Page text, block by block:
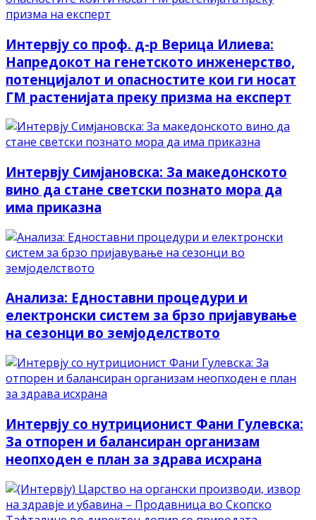
Интервју со проф. д-р Верица Илиева:
Напредокот на генетското инженерство,
потенцијалот и опасностите кои ги носат
ГМ растенијата преку призма на експерт
Интервју Симјановска: За македонското
вино да стане светски познато мора да
има приказна
Анализа: Едноставни процедури и
електронски систем за брзо пријавување
на сезонци во земјоделството
Интервју со нутриционист Фани Гулевска:
За отпорен и балансиран организам
неопходен е план за здрава исхрана